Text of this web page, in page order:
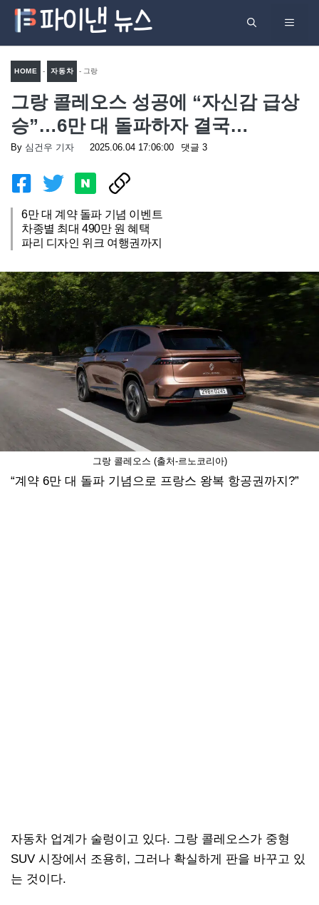
츠
메
HOME - 자동차 - 그랑
콜레오스 성공에 “자신감 급상
승”…6만 대 돌파하자 결국…
그랑 콜레오스 성공에 “자신감 급상
승”…6만 대 돌파하자 결국…
By 심건우 기자 2025.06.04 17:06:00 댓글 3
6만 대 계약 돌파 기념 이벤트
차종별 최대 490만 원 혜택
파리 디자인 위크 여행권까지
그랑 콜레오스 (출처-르노코리아)
“계약 6만 대 돌파 기념으로 프랑스 왕복 항공권까지?”
자동차 업계가 술렁이고 있다. 그랑 콜레오스가 중형
SUV 시장에서 조용히, 그러나 확실하게 판을 바꾸고 있
는 것이다.